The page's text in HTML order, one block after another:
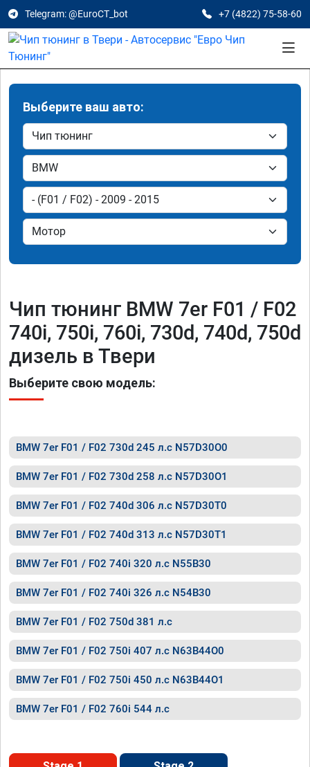
Telegram: @EuroCT_bot +7 (4822) 75-58-60
Выберите ваш авто:
Чип тюнинг BMW 7er F01 / F02
740i, 750i, 760i, 730d, 740d, 750d
дизель в Твери
Выберите свою модель:
BMW 7er F01 / F02 730d 245 л.с N57D30O0
BMW 7er F01 / F02 730d 258 л.с N57D30O1
BMW 7er F01 / F02 740d 306 л.с N57D30T0
BMW 7er F01 / F02 740d 313 л.с N57D30T1
BMW 7er F01 / F02 740i 320 л.с N55B30
BMW 7er F01 / F02 740i 326 л.с N54B30
BMW 7er F01 / F02 750d 381 л.с
BMW 7er F01 / F02 750i 407 л.с N63B44O0
BMW 7er F01 / F02 750i 450 л.с N63B44O1
BMW 7er F01 / F02 760i 544 л.с